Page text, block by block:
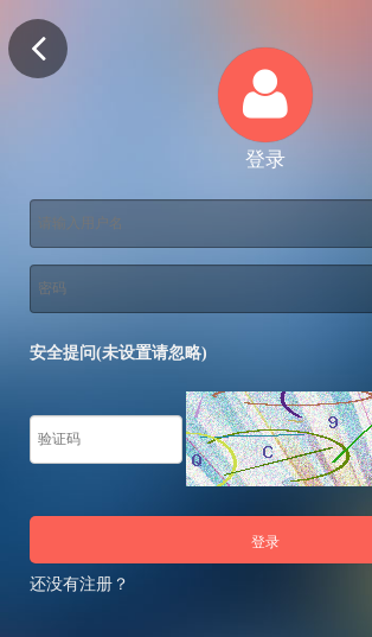
登录
安全提问(未设置请忽略)
登录
还没有注册？